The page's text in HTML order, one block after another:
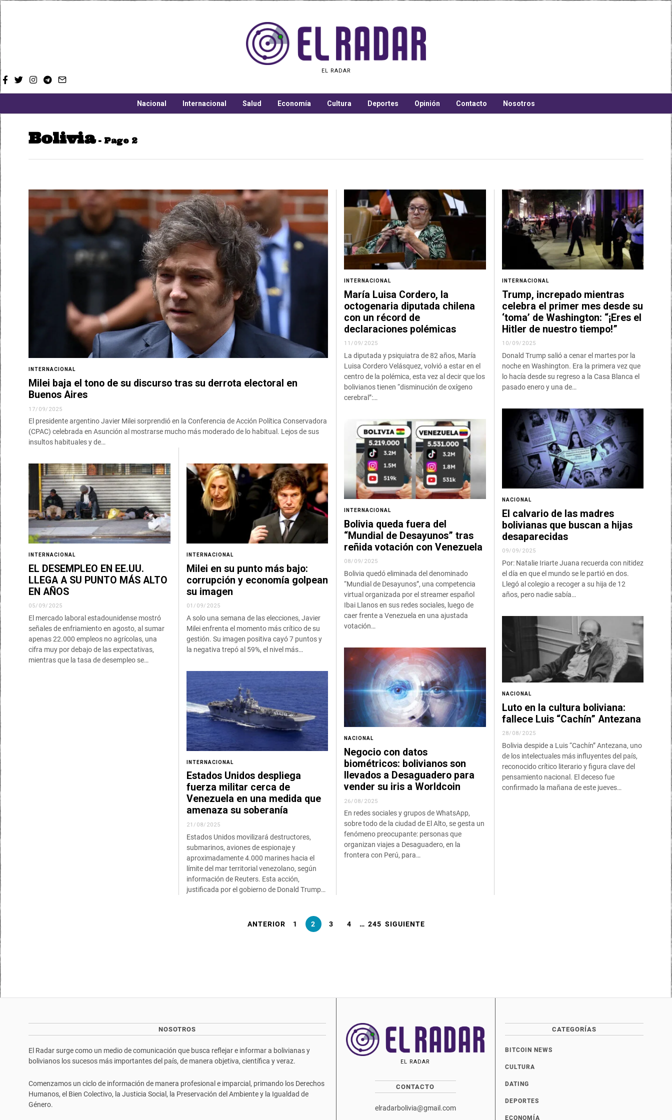
EL RADAR
Nacional Internacional Salud Economía Cultura Deportes Opinión Contacto Nosotros
Bolivia- Page 2
INTERNACIONAL
Milei baja el tono de su discurso tras su derrota electoral en
Buenos Aires
17/09/2025
El presidente argentino Javier Milei sorprendió en la Conferencia de Acción Política Conservadora
(CPAC) celebrada en Asunción al mostrarse mucho más moderado de lo habitual. Lejos de sus
insultos habituales y de…
INTERNACIONAL
María Luisa Cordero, la
octogenaria diputada chilena
con un récord de
declaraciones polémicas
11/09/2025
La diputada y psiquiatra de 82 años, María
Luisa Cordero Velásquez, volvió a estar en el
centro de la polémica, esta vez al decir que los
bolivianos tienen “disminución de oxígeno
cerebral”:…
INTERNACIONAL
Trump, increpado mientras
celebra el primer mes desde su
‘toma’ de Washington: “¡Eres el
Hitler de nuestro tiempo!”
10/09/2025
Donald Trump salió a cenar el martes por la
noche en Washington. Era la primera vez que
lo hacía desde su regreso a la Casa Blanca el
pasado enero y una de…
NACIONAL
El calvario de las madres
bolivianas que buscan a hijas
desaparecidas
09/09/2025
Por: Natalie Iriarte Juana recuerda con nitidez
el día en que el mundo se le partió en dos.
Llegó al colegio a recoger a su hija de 12
años, pero nadie sabía…
INTERNACIONAL
Bolivia queda fuera del
“Mundial de Desayunos” tras
reñida votación con Venezuela
08/09/2025
Bolivia quedó eliminada del denominado
“Mundial de Desayunos”, una competencia
virtual organizada por el streamer español
Ibai Llanos en sus redes sociales, luego de
caer frente a Venezuela en una ajustada
votación…
INTERNACIONAL
EL DESEMPLEO EN EE.UU.
LLEGA A SU PUNTO MÁS ALTO
EN AÑOS
05/09/2025
El mercado laboral estadounidense mostró
señales de enfriamiento en agosto, al sumar
apenas 22.000 empleos no agrícolas, una
cifra muy por debajo de las expectativas,
mientras que la tasa de desempleo se…
INTERNACIONAL
Milei en su punto más bajo:
corrupción y economía golpean
su imagen
01/09/2025
A solo una semana de las elecciones, Javier
Milei enfrenta el momento más crítico de su
gestión. Su imagen positiva cayó 7 puntos y
la negativa trepó al 59%, el nivel más…
NACIONAL
Luto en la cultura boliviana:
fallece Luis “Cachín” Antezana
28/08/2025
Bolivia despide a Luis “Cachín” Antezana, uno
de los intelectuales más influyentes del país,
reconocido crítico literario y figura clave del
pensamiento nacional. El deceso fue
confirmado la mañana de este jueves…
NACIONAL
Negocio con datos
biométricos: bolivianos son
llevados a Desaguadero para
vender su iris a Worldcoin
26/08/2025
En redes sociales y grupos de WhatsApp,
sobre todo de la ciudad de El Alto, se gesta un
fenómeno preocupante: personas que
organizan viajes a Desaguadero, en la
frontera con Perú, para…
INTERNACIONAL
Estados Unidos despliega
fuerza militar cerca de
Venezuela en una medida que
amenaza su soberanía
21/08/2025
Estados Unidos movilizará destructores,
submarinos, aviones de espionaje y
aproximadamente 4.000 marines hacia el
límite del mar territorial venezolano, según
información de Reuters. Esta acción,
justificada por el gobierno de Donald Trump…
ANTERIOR 1 2 3 4 … 245 SIGUIENTE
NOSOTROS
El Radar surge como un medio de comunicación que busca reflejar e informar a bolivianas y
bolivianos los sucesos más importantes del país, de manera objetiva, científica y veraz.
Comenzamos un ciclo de información de manera profesional e imparcial, primando los Derechos
Humanos, el Bien Colectivo, la Justicia Social, la Preservación del Ambiente y la Igualdad de
Género.
EL RADAR
CONTACTO
elradarbolivia@gmail.com
CATEGORÍAS
BITCOIN NEWS
CULTURA
DATING
DEPORTES
ECONOMÍA